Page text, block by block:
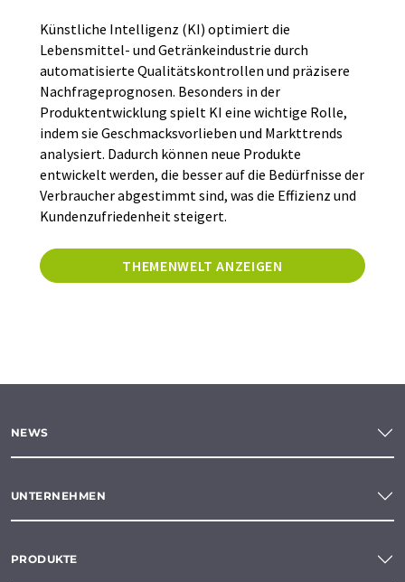
Künstliche Intelligenz (KI) optimiert die
Lebensmittel- und Getränkeindustrie durch
automatisierte Qualitätskontrollen und präzisere
Nachfrageprognosen. Besonders in der
Produktentwicklung spielt KI eine wichtige Rolle,
indem sie Geschmacksvorlieben und Markttrends
analysiert. Dadurch können neue Produkte
entwickelt werden, die besser auf die Bedürfnisse der
Verbraucher abgestimmt sind, was die Effizienz und
Kundenzufriedenheit steigert.
THEMENWELT ANZEIGEN
NEWS
UNTERNEHMEN
PRODUKTE